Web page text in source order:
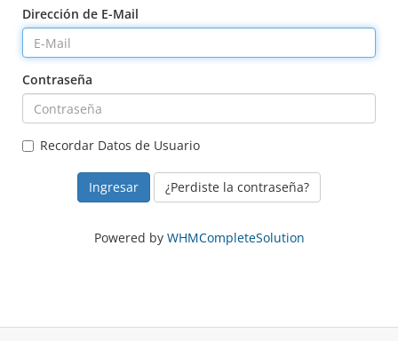
Dirección de E-Mail
Contraseña
Recordar Datos de Usuario
¿Perdiste la contraseña?
Powered by WHMCompleteSolution